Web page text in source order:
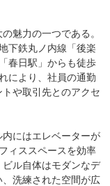
魅力の一つである。
下鉄丸ノ内線「後楽
春日駅」からも徒歩
により、社員の通勤
や取引先とのアクセ
にはエレベーターが
ィススペースを効率
ル自体はモダンなデ
洗練された空間が広